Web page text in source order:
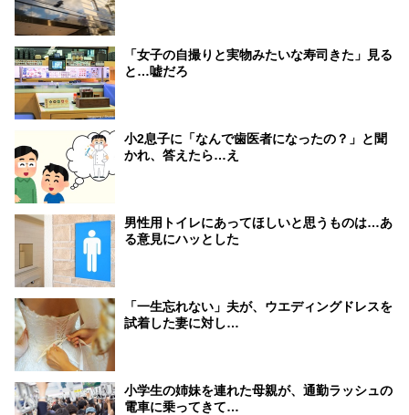
「女子の自撮りと実物みたいな寿司きた」見る
と…嘘だろ
小2息子に「なんで歯医者になったの？」と聞
かれ、答えたら…え
男性用トイレにあってほしいと思うものは…あ
る意見にハッとした
「一生忘れない」夫が、ウエディングドレスを
試着した妻に対し…
小学生の姉妹を連れた母親が、通勤ラッシュの
電車に乗ってきて…